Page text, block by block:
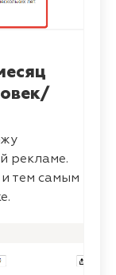
рекламе.
тем самым